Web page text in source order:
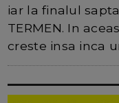
iar la finalul
TERMEN. In
creste insa inca